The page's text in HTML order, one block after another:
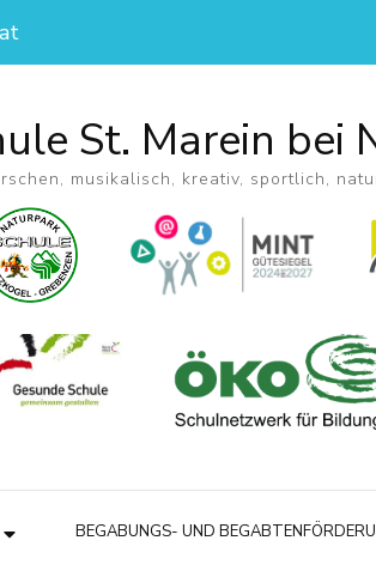
St. Marein bei
musikalisch, kreativ, sportlich,
BEGABUNGS- UND